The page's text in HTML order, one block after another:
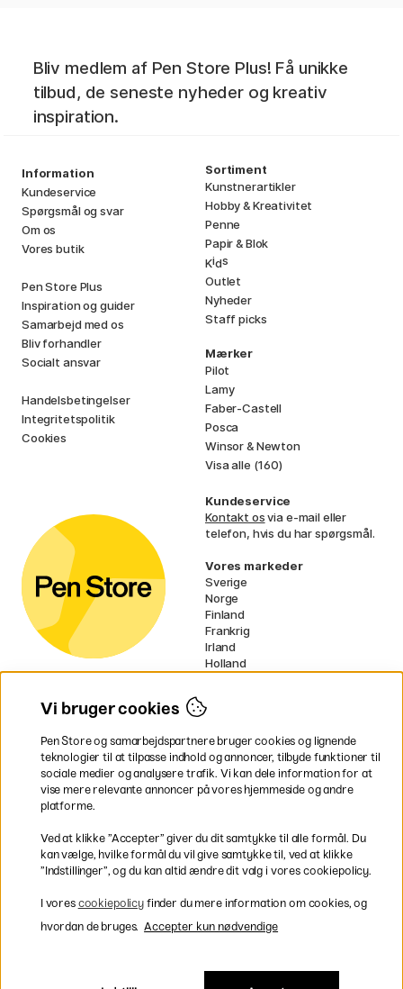
Bliv medlem af Pen Store Plus! Få unikke
tilbud, de seneste nyheder og kreativ
inspiration.
Information
Kundeservice
Spørgsmål og svar
Om os
Vores butik
Pen Store Plus
Inspiration og guider
Samarbejd med os
Bliv forhandler
Socialt ansvar
Handelsbetingelser
Integritetspolitik
Cookies
Sortiment
Kunstnerartikler
Hobby & Kreativitet
Penne
Papir & Blok
Kids
Outlet
Nyheder
Staff picks
Mærker
Pilot
Lamy
Faber-Castell
Posca
Winsor & Newton
Visa alle (160)
Kundeservice
Kontakt osvia e-mail eller
telefon, hvis du har spørgsmål.
Vores markeder
Sverige
Norge
Finland
Frankrig
Irland
Holland
EU
* Specifikkefragtvilkår gælder for
voluminøse varer.
Hurtig levering til hele Danmark
Vi bruger cookies
Pen Store og samarbejdspartnere bruger cookies og lignende
teknologier til at tilpasse indhold og annoncer, tilbyde funktioner til
sociale medier og analysere trafik. Vi kan dele information for at
vise mere relevante annoncer på vores hjemmeside og andre
platforme.
Ved at klikke ”Accepter” giver du dit samtykke til alle formål. Du
kan vælge, hvilke formål du vil give samtykke til, ved at klikke
”Indstillinger”, og du kan altid ændre dit valg i vores cookiepolicy.
I vores cookiepolicyfinder du mere information om cookies, og
hvordan de bruges. Accepter kun nødvendige